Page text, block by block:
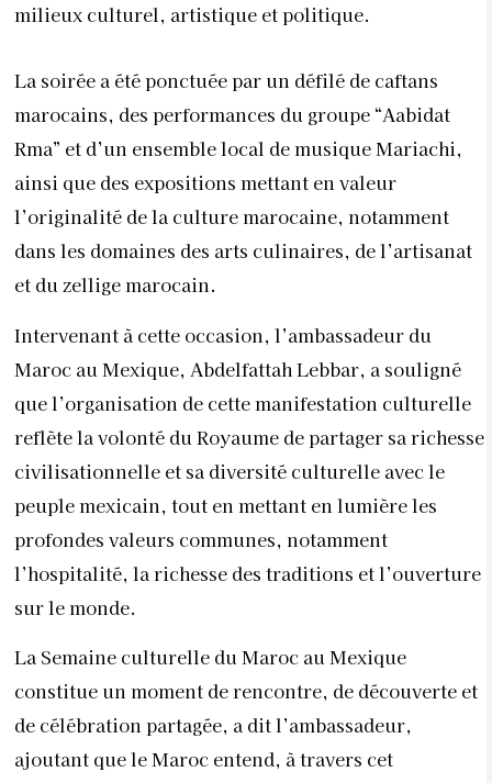
milieux culturel, artistique et politique.
La soirée a été ponctuée par un défilé de caftans
marocains, des performances du groupe “Aabidat
Rma” et d’un ensemble local de musique Mariachi,
ainsi que des expositions mettant en valeur
l’originalité de la culture marocaine, notamment
dans les domaines des arts culinaires, de l’artisanat
et du zellige marocain.
Intervenant à cette occasion, l’ambassadeur du
Maroc au Mexique, Abdelfattah Lebbar, a souligné
que l’organisation de cette manifestation culturelle
reflète la volonté du Royaume de partager sa richesse
civilisationnelle et sa diversité culturelle avec le
peuple mexicain, tout en mettant en lumière les
profondes valeurs communes, notamment
l’hospitalité, la richesse des traditions et l’ouverture
sur le monde.
La Semaine culturelle du Maroc au Mexique
constitue un moment de rencontre, de découverte et
de célébration partagée, a dit l’ambassadeur,
ajoutant que le Maroc entend, à travers cet